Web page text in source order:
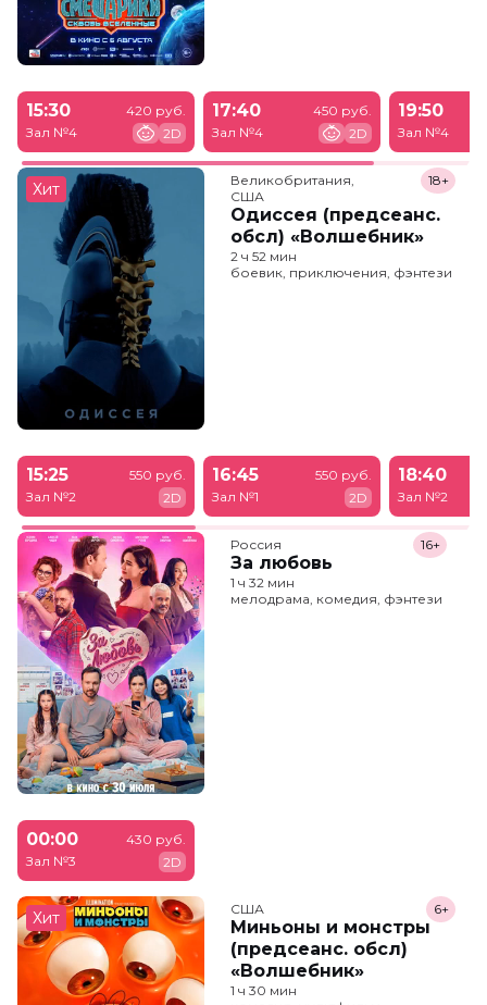
15:30
Зал №4
420 руб.
2D
17:40
Зал №4
450 руб.
2D
19:50
Зал №4
Хит
Великобритания,
США
Одиссея (предсеанс.
обсл) «Волшебник»
18+
2 ч 52 мин
боевик, приключения, фэнтези
15:25
Зал №2
550 руб.
2D
16:45
Зал №1
550 руб.
2D
18:40
Зал №2
Россия
За любовь
16+
1 ч 32 мин
мелодрама, комедия, фэнтези
00:00
Зал №3
430 руб.
2D
Хит США
Миньоны и монстры
(предсеанс. обсл)
«Волшебник»
6+
1 ч 30 мин